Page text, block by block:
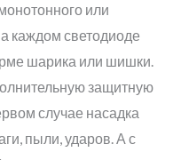
или
каждом светодиоде
шарика или шишки.
защитную
случае насадка
пыли, ударов. А с